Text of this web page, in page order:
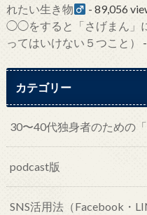
れたい生き物
- 89,056
◯◯をすると「さげまん」
ってはいけない５つこと）
カテゴリー
30〜40代独身者のための
podcast版
SNS活用法（Facebook・